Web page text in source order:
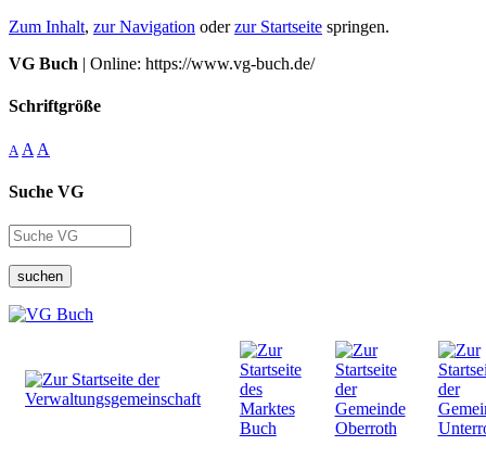
Zum Inhalt, zur Navigation oderzur Startseite springen.
VG Buch | Online: https://www.vg-buch.de/
Schriftgröße
A A A
Suche VG
suchen